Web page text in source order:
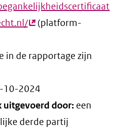
(externe
(platform-
in de rapportage zijn
10-2024
uitgevoerd door: een
derde partij